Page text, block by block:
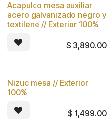
Nuevo
Acapulco mesa auxiliar
acero galvanizado negro y
textilene // Exterior 100%
$ 3,890.00
Nuevo
Nizuc mesa // Exterior
100%
$ 1,499.00